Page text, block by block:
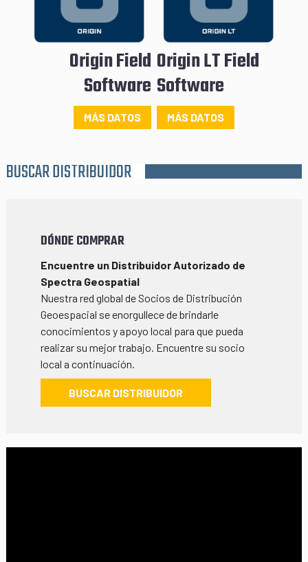
Origin Field
Software
MÁS DATOS
Origin LT Field
Software
MÁS DATOS
BUSCAR DISTRIBUIDOR
DÓNDE COMPRAR
Encuentre un Distribuidor Autorizado de
Spectra Geospatial
Nuestra red global de Socios de Distribución
Geoespacial se enorgullece de brindarle
conocimientos y apoyo local para que pueda
realizar su mejor trabajo. Encuentre su socio
local a continuación.
BUSCAR DISTRIBUIDOR